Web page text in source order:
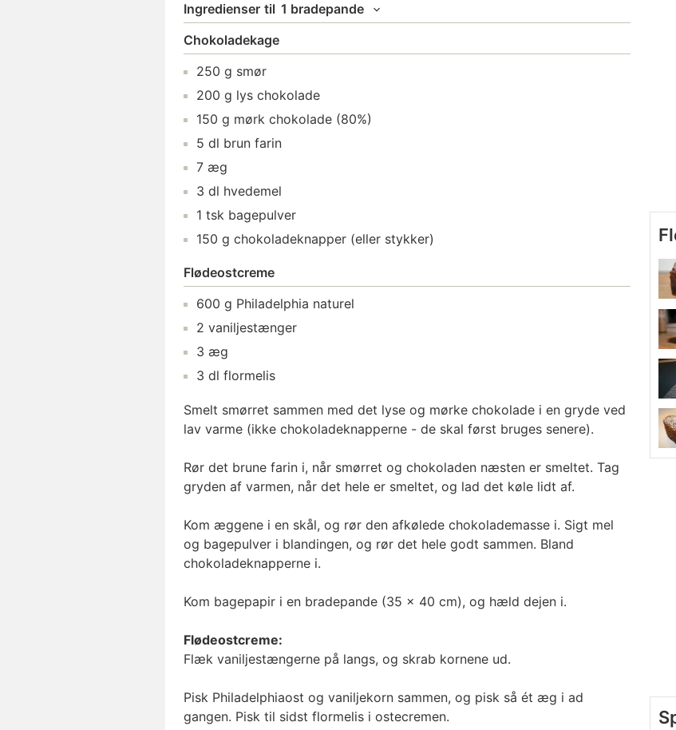
Ingredienser til 1 bradepande
Chokoladekage
250 g smør
200 g lys chokolade
150 g mørk chokolade (80%)
5 dl brun farin
7 æg
3 dl hvedemel
1 tsk bagepulver
150 g chokoladeknapper (eller stykker)
Flødeostcreme
600 g Philadelphia naturel
2 vaniljestænger
3 æg
3 dl flormelis
Smelt smørret sammen med det lyse og mørke chokolade i en gryde ved
lav varme (ikke chokoladeknapperne - de skal først bruges senere).
Rør det brune farin i, når smørret og chokoladen næsten er smeltet. Tag
gryden af varmen, når det hele er smeltet, og lad det køle lidt af.
Kom æggene i en skål, og rør den afkølede chokolademasse i. Sigt mel
og bagepulver i blandingen, og rør det hele godt sammen. Bland
chokoladeknapperne i.
Kom bagepapir i en bradepande (35 x 40 cm), og hæld dejen i.
Flødeostcreme:
Flæk vaniljestængerne på langs, og skrab kornene ud.
Pisk Philadelphiaost og vaniljekorn sammen, og pisk så ét æg i ad
gangen. Pisk til sidst flormelis i ostecremen.